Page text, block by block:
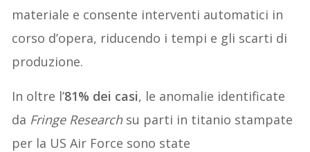
materiale e consente interventi automatici in
corso d’opera, riducendo i tempi e gli scarti di
produzione.
In oltre l’81% dei casi, le anomalie identificate
da Fringe Researchsu parti in titanio stampate
per la US Air Force sono state